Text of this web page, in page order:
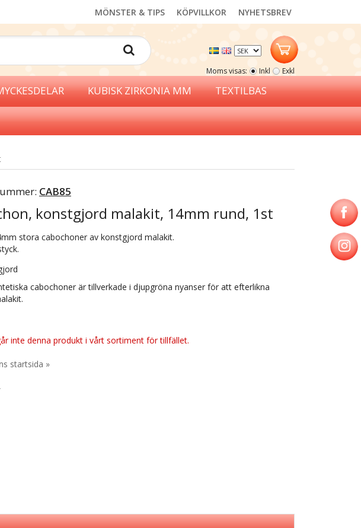
NYHETSBREV
KÖPVILLKOR
MÖNSTER & TIPS
Moms visas: Inkl Exkl
KUBISK ZIRKONIA MM TEXTILBAS
CAB85
konstgjord malakit, 14mm rund, 1st
stora cabochoner av konstgjord malakit.
cabochoner är tillverkade i djupgröna nyanser för att efterlikna
inte denna produkt i vårt sortiment för tillfället.
startsida »